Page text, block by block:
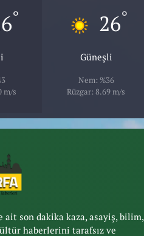
°
m/s
26°
Güneşli
Nem: %36
Rüzgar: 8.69 m/s
ait son dakika kaza, asayiş, bilim,
haberlerini tarafsız ve